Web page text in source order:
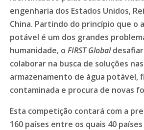
engenharia dos Estados Unidos,
China. Partindo do princípio que o
potável é um dos grandes
humanidade, o FIRST Global
colaborar na busca de soluções
armazenamento de água potável,
contaminada e procura de novas
Esta competição contará com a
160 países entre os quais 40